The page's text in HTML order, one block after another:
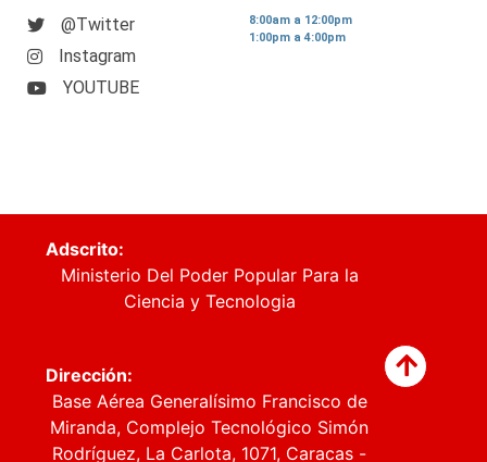
@Twitter
Instagram
YOUTUBE
8:00am a 12:00pm
1:00pm a 4:00pm
Adscrito:
Ministerio Del Poder Popular Para la
Ciencia y Tecnologia
Dirección:
Base Aérea Generalísimo Francisco de
Miranda, Complejo Tecnológico Simón
Rodríguez, La Carlota, 1071, Caracas -